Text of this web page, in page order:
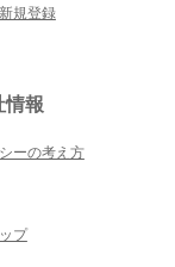
規登録
情報
ーの考え方
プ